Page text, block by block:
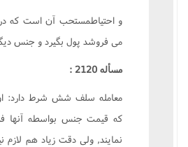
و احتياطمستحب آن است که
مى فروشد پول بگيرد و جنس
مسأله 2120 :
معامله سلف شش شرط دارد:
که قيمت جنس بواسطه آنها
نمايند, ولى دقت زياد هم